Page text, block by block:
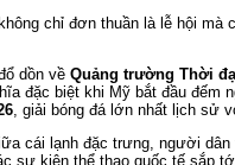
chỉ đơn thuần là lễ hội
dồn về Quảng trường Thời
đặc biệt khi Mỹ bắt đầu
, giải bóng đá lớn nhất lịch sử
cái lạnh đặc trưng, người
sự kiện thể thao quốc tế sắp